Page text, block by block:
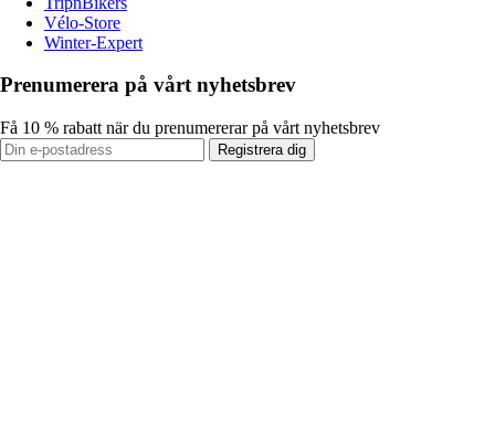
Vélo-Store
Winter-Expert
Prenumerera på vårt nyhetsbrev
Få 10 % rabatt när du prenumererar på vårt nyhetsbrev
Registrera dig